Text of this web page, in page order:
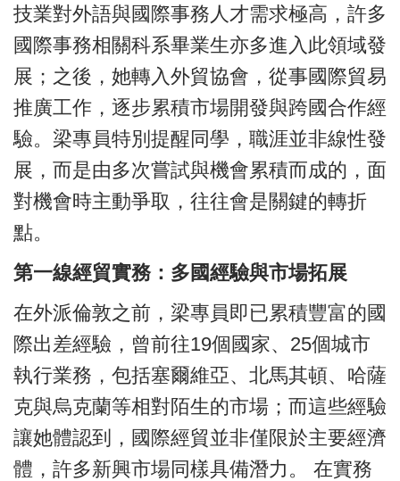
技業對外語與國際事務人才需求極高，許多
國際事務相關科系畢業生亦多進入此領域發
展；之後，她轉入外貿協會，從事國際貿易
推廣工作，逐步累積市場開發與跨國合作經
驗。梁專員特別提醒同學，職涯並非線性發
展，而是由多次嘗試與機會累積而成的，面
對機會時主動爭取，往往會是關鍵的轉折
點。
第一線經貿實務：多國經驗與市場拓展
在外派倫敦之前，梁專員即已累積豐富的國
際出差經驗，曾前往19個國家、25個城市
執行業務，包括塞爾維亞、北馬其頓、哈薩
克與烏克蘭等相對陌生的市場；而這些經驗
讓她體認到，國際經貿並非僅限於主要經濟
體，許多新興市場同樣具備潛力。 在實務